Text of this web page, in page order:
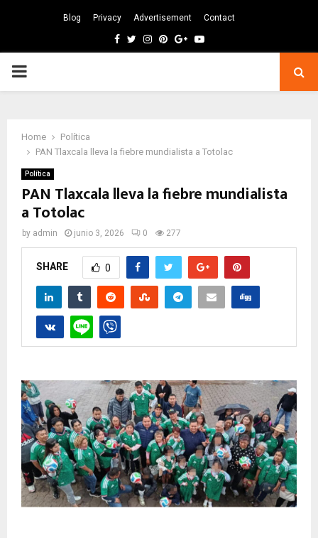
Blog Privacy Advertisement Contact
Facebook
TwitterInstagram
Pinterest
GoogleYoutube
PRIMARY
Home
Política
PAN Tlaxcala lleva la fiebre mundialista a Totolac
Política
PAN Tlaxcala lleva la fiebre mundialista
a Totolac
by admin junio 3, 2026 0 277
SHARE 0